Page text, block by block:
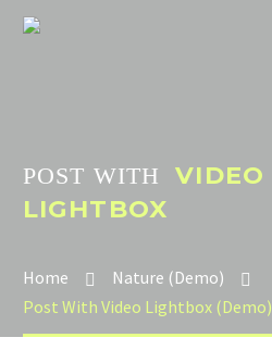
POST WITH
VIDEO
LIGHTBOX
Home
Nature (Demo)
Post With Video Lightbox (Demo)